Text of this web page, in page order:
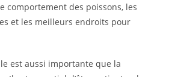
comportement des poissons, les
et les meilleurs endroits pour
est aussi importante que la